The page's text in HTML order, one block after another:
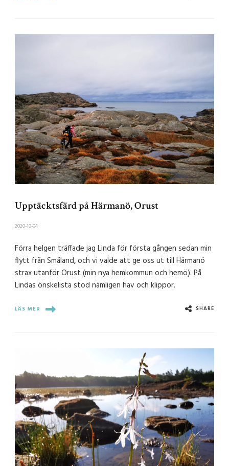
Upptäcktsfärd på Härmanö, Orust
2020-10-04
Förra helgen träffade jag Linda för första gången sedan min
flytt från Småland, och vi valde att ge oss ut till Härmanö
strax utanför Orust (min nya hemkommun och hemö). På
Lindas önskelista stod nämligen hav och klippor.
LÄS MER SHARE